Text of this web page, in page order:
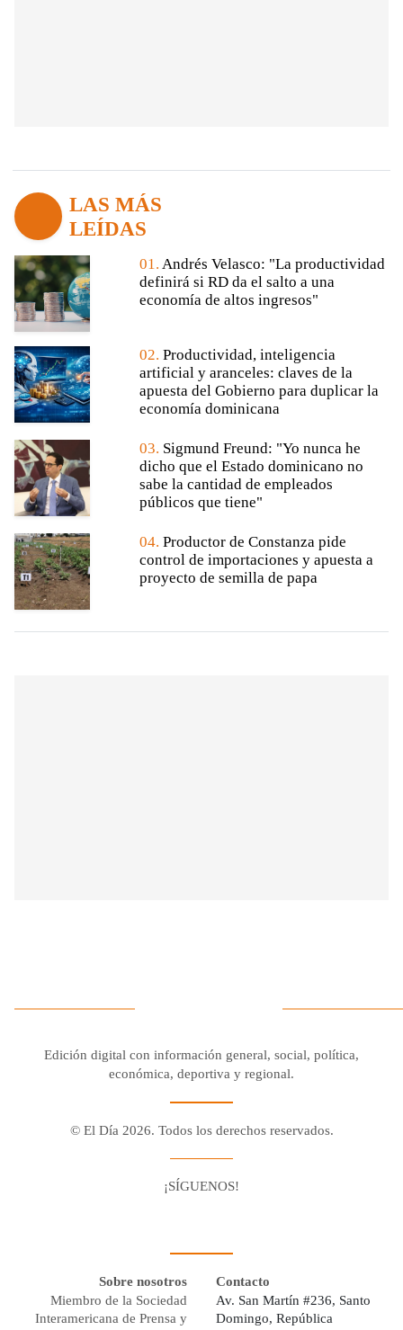
LAS MÁS
LEÍDAS
01. Andrés Velasco: "La productividad
definirá si RD da el salto a una
economía de altos ingresos"
02. Productividad, inteligencia
artificial y aranceles: claves de la
apuesta del Gobierno para duplicar la
economía dominicana
03. Sigmund Freund: "Yo nunca he
dicho que el Estado dominicano no
sabe la cantidad de empleados
públicos que tiene"
04. Productor de Constanza pide
control de importaciones y apuesta a
proyecto de semilla de papa
Edición digital con información general, social, política,
económica, deportiva y regional.
© El Día 2026. Todos los derechos reservados.
¡SÍGUENOS!
Sobre nosotros
Miembro de la Sociedad
Interamericana de Prensa y
Contacto
Av. San Martín #236, Santo
Domingo, República